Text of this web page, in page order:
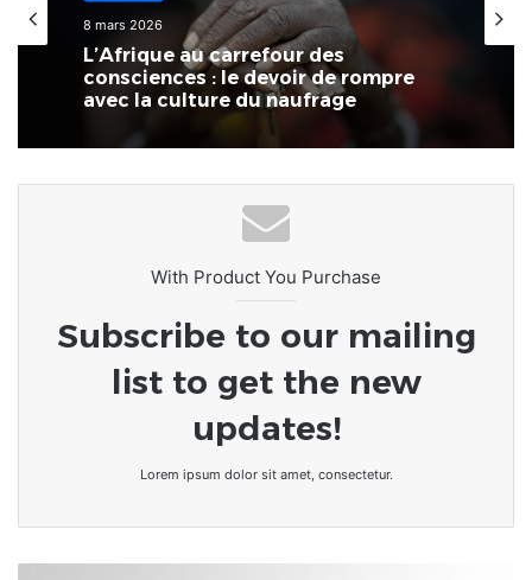
8 mars 2026
L’Afrique au carrefour des
consciences : le devoir de rompre
avec la culture du naufrage
With Product You Purchase
Subscribe to our mailing
list to get the new
updates!
Lorem ipsum dolor sit amet, consectetur.